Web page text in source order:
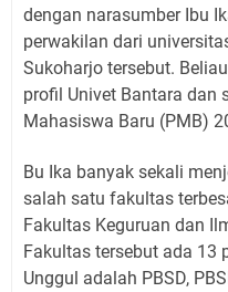
dengan narasumber Ibu
perwakilan dari
Sukoharjo tersebut.
profil Univet Bantara dan
Mahasiswa Baru (PMB)
Bu Ika banyak sekali
salah satu fakultas
Fakultas Keguruan dan
Fakultas tersebut ada 13
Unggul adalah PBSD,